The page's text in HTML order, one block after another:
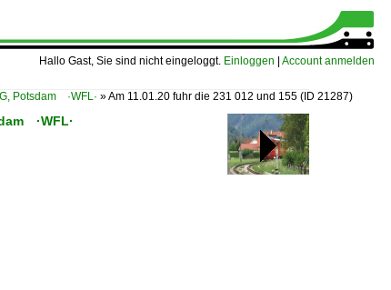
Hallo Gast, Sie sind nicht eingeloggt. Einloggen Account anmelden
Potsdam ·WFL· »Am 11.01.20 fuhr die 231 012 und 155 (ID 21287)
·WFL·